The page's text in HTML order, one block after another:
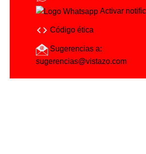
Activar
Código ética
Sugerencias a:
sugerencias@vistazo.com